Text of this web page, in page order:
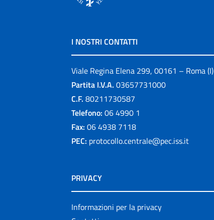
I NOSTRI CONTATTI
Viale Regina Elena 299, 00161 – Roma (I)
Partita I.V.A. 03657731000
C.F. 80211730587
Telefono: 06 4990 1
Fax: 06 4938 7118
PEC: protocollo.centrale@pec.iss.it
PRIVACY
Informazioni per la privacy